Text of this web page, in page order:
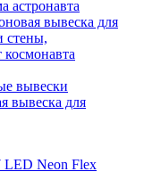
вывески
вывеска для